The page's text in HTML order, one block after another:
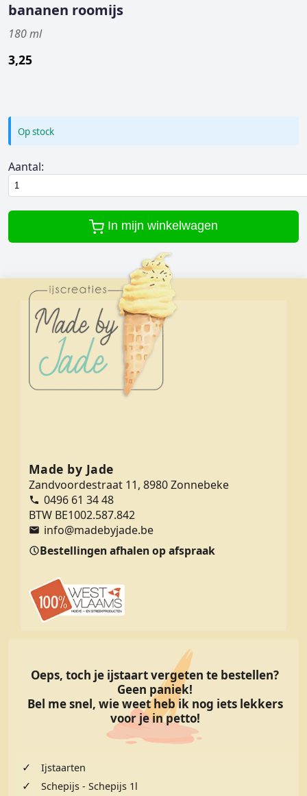
bananen roomijs
180 ml
3,25
Op stock
Aantal:
In mijn winkelwagen
Made by Jade
Zandvoordestraat 11, 8980 Zonnebeke
0496 61 34 48
BTW BE1002.587.842
info@madebyjade.be
Bestellingen afhalen op afspraak
Oeps, toch je ijstaart vergeten te bestellen?
Geen paniek!
Bel me snel, wie weet heb ik nog iets lekkers
voor je in petto!
✓ Ijstaarten
✓ Schepijs - Schepijs 1l